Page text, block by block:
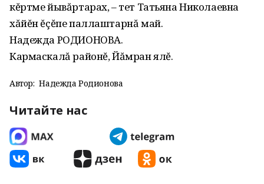
кĕртме йывăртарах, – тет Татьяна Николаевна
хăйĕн ĕçĕпе паллаштарнă май.
Надежда РОДИОНОВА.
Кармаскалă районĕ, Йăмран ялĕ.
Автор: Надежда Родионова
Читайте нас